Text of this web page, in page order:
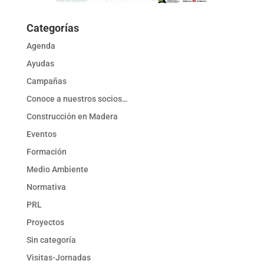
Categorías
Agenda
Ayudas
Campañas
Conoce a nuestros socios…
Construcción en Madera
Eventos
Formación
Medio Ambiente
Normativa
PRL
Proyectos
Sin categoría
Visitas-Jornadas